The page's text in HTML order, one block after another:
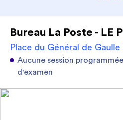
Bureau La Poste - LE
Place du Général de
Aucune session
d'examen